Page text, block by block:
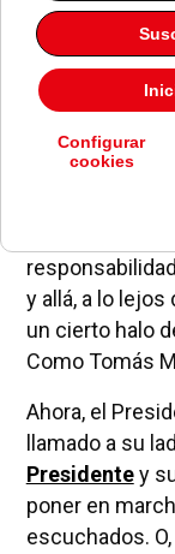
Se le veía. A
sentía como
viviendo en
parado a
subiría o
bien pero
y allá, a lo
un cierto halo
Como Tomás
Ahora, el
llamado a su
Presidentey
poner en
escuchados.